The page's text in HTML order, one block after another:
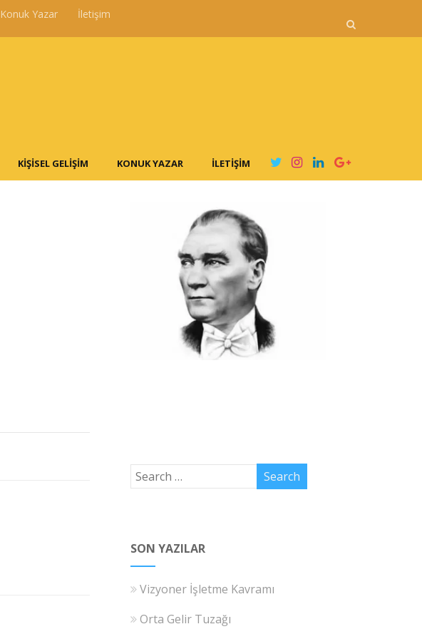
Konuk Yazar İletişim
KIŞISEL GELIŞIM KONUK YAZAR İLETIŞIM
SON YAZILAR
Vizyoner İşletme Kavramı
Orta Gelir Tuzağı